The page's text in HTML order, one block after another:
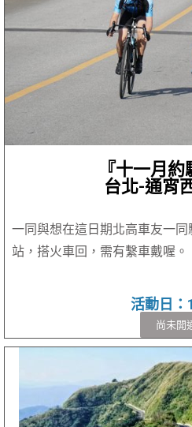
『十一月約
台北-通宵
一同與想在這日期北高車友一
站，搭火車回，需有繫車戴喔。
活動日：
尚未開